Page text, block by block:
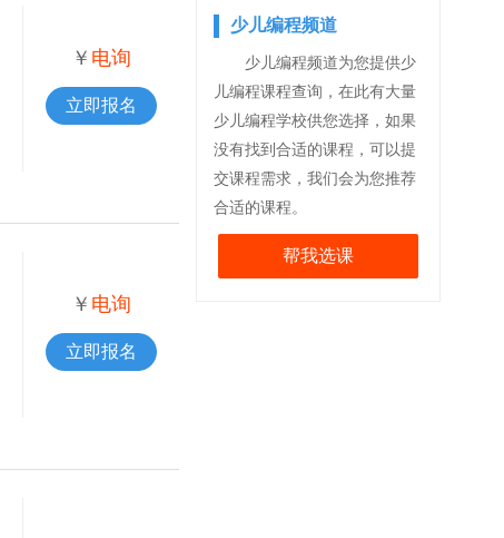
￥ 电询
立即报名
￥ 电询
立即报名
少儿编程频道
少儿编程频道为您提供少
儿编程课程查询，在此有大量
少儿编程学校供您选择，如果
没有找到合适的课程，可以提
交课程需求，我们会为您推荐
合适的课程。
帮我选课